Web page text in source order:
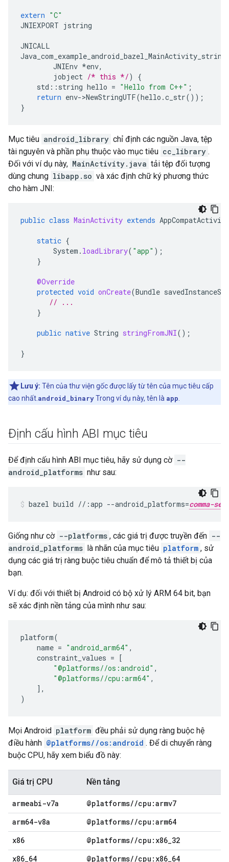
extern "C"
JNIEXPORT jstring
JNICALL
JNIEnv *env,
jobject /* this */)
{
std :: string hello = "Hello from C++" ;
return env->NewStringUTF(hello .c_str());
}
Mục tiêu android_library chỉ định các nguồn Java, tệp
tài nguyên và phần phụ thuộc vào mục tiêu cc_library .
Đối với ví dụ này, MainActivity.java tải tệp đối tượng
dùng chung libapp.so và xác định chữ ký phương thức
cho hàm JNI:
public class MainActivity extends AppCompatActivity
static {
System . loadLibrary( "app" );
}
@Override
protected void onCreate(Bundle
// ...
}
public native String stringFromJNI();
}
Lưu ý: Tên của thư viện gốc được lấy từ tên của mục tiêu cấp
cao nhất. android_binaryTrong ví dụ này, tên là app
Định cấu hình ABI mục tiêu
Để định cấu hình ABI mục tiêu, hãy sử dụng cờ --
android_platforms như sau:
bazel build //:app --android_platforms=comma-
Giống như cờ --platforms , các giá trị được truyền đến --
android_platforms là nhãn của mục tiêu platform , sử
dụng các giá trị ràng buộc tiêu chuẩn để mô tả thiết bị của
bạn.
Ví dụ: đối với thiết bị Android có bộ xử lý ARM 64 bit, bạn
sẽ xác định nền tảng của mình như sau:
platform(
name = "android_arm64" ,
constraint_values = [
"@platforms//os:android" ,
"@platforms//cpu:arm64" ,
],
)
Mọi Android platform đều phải sử dụng ràng buộc hệ
điều hành @platforms//os:android . Để di chuyển ràng
buộc CPU, hãy xem biểu đồ này:
Giá trị CPU Nền tảng
armeabi-v7a @platforms//cpu:armv7
arm64-v8a
@platforms//cpu:arm64
x86
@platforms//cpu:x86 32
x86 64 @platforms//cpu:x86 64